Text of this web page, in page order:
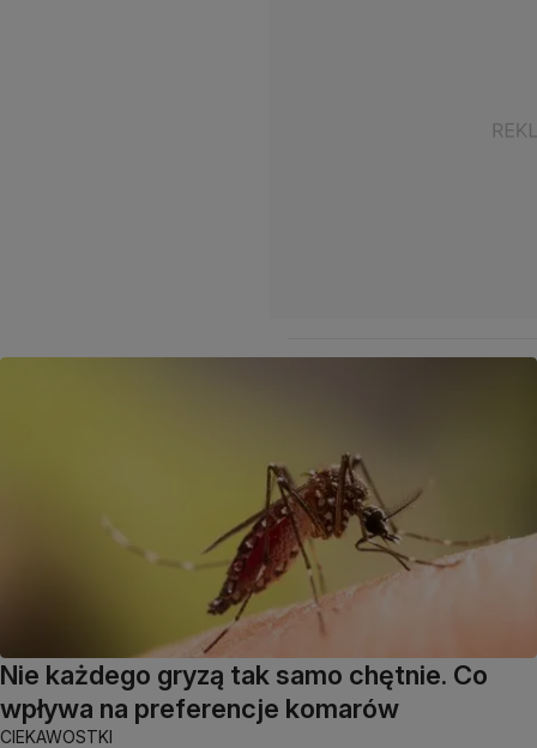
Nie każdego gryzą tak samo chętnie. Co
wpływa na preferencje komarów
CIEKAWOSTKI